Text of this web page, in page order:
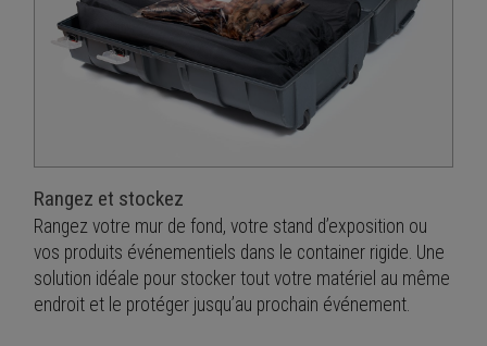
Rangez et stockez
Rangez votre mur de fond, votre stand d’exposition ou
vos produits événementiels dans le container rigide. Une
solution idéale pour stocker tout votre matériel au même
endroit et le protéger jusqu’au prochain événement.